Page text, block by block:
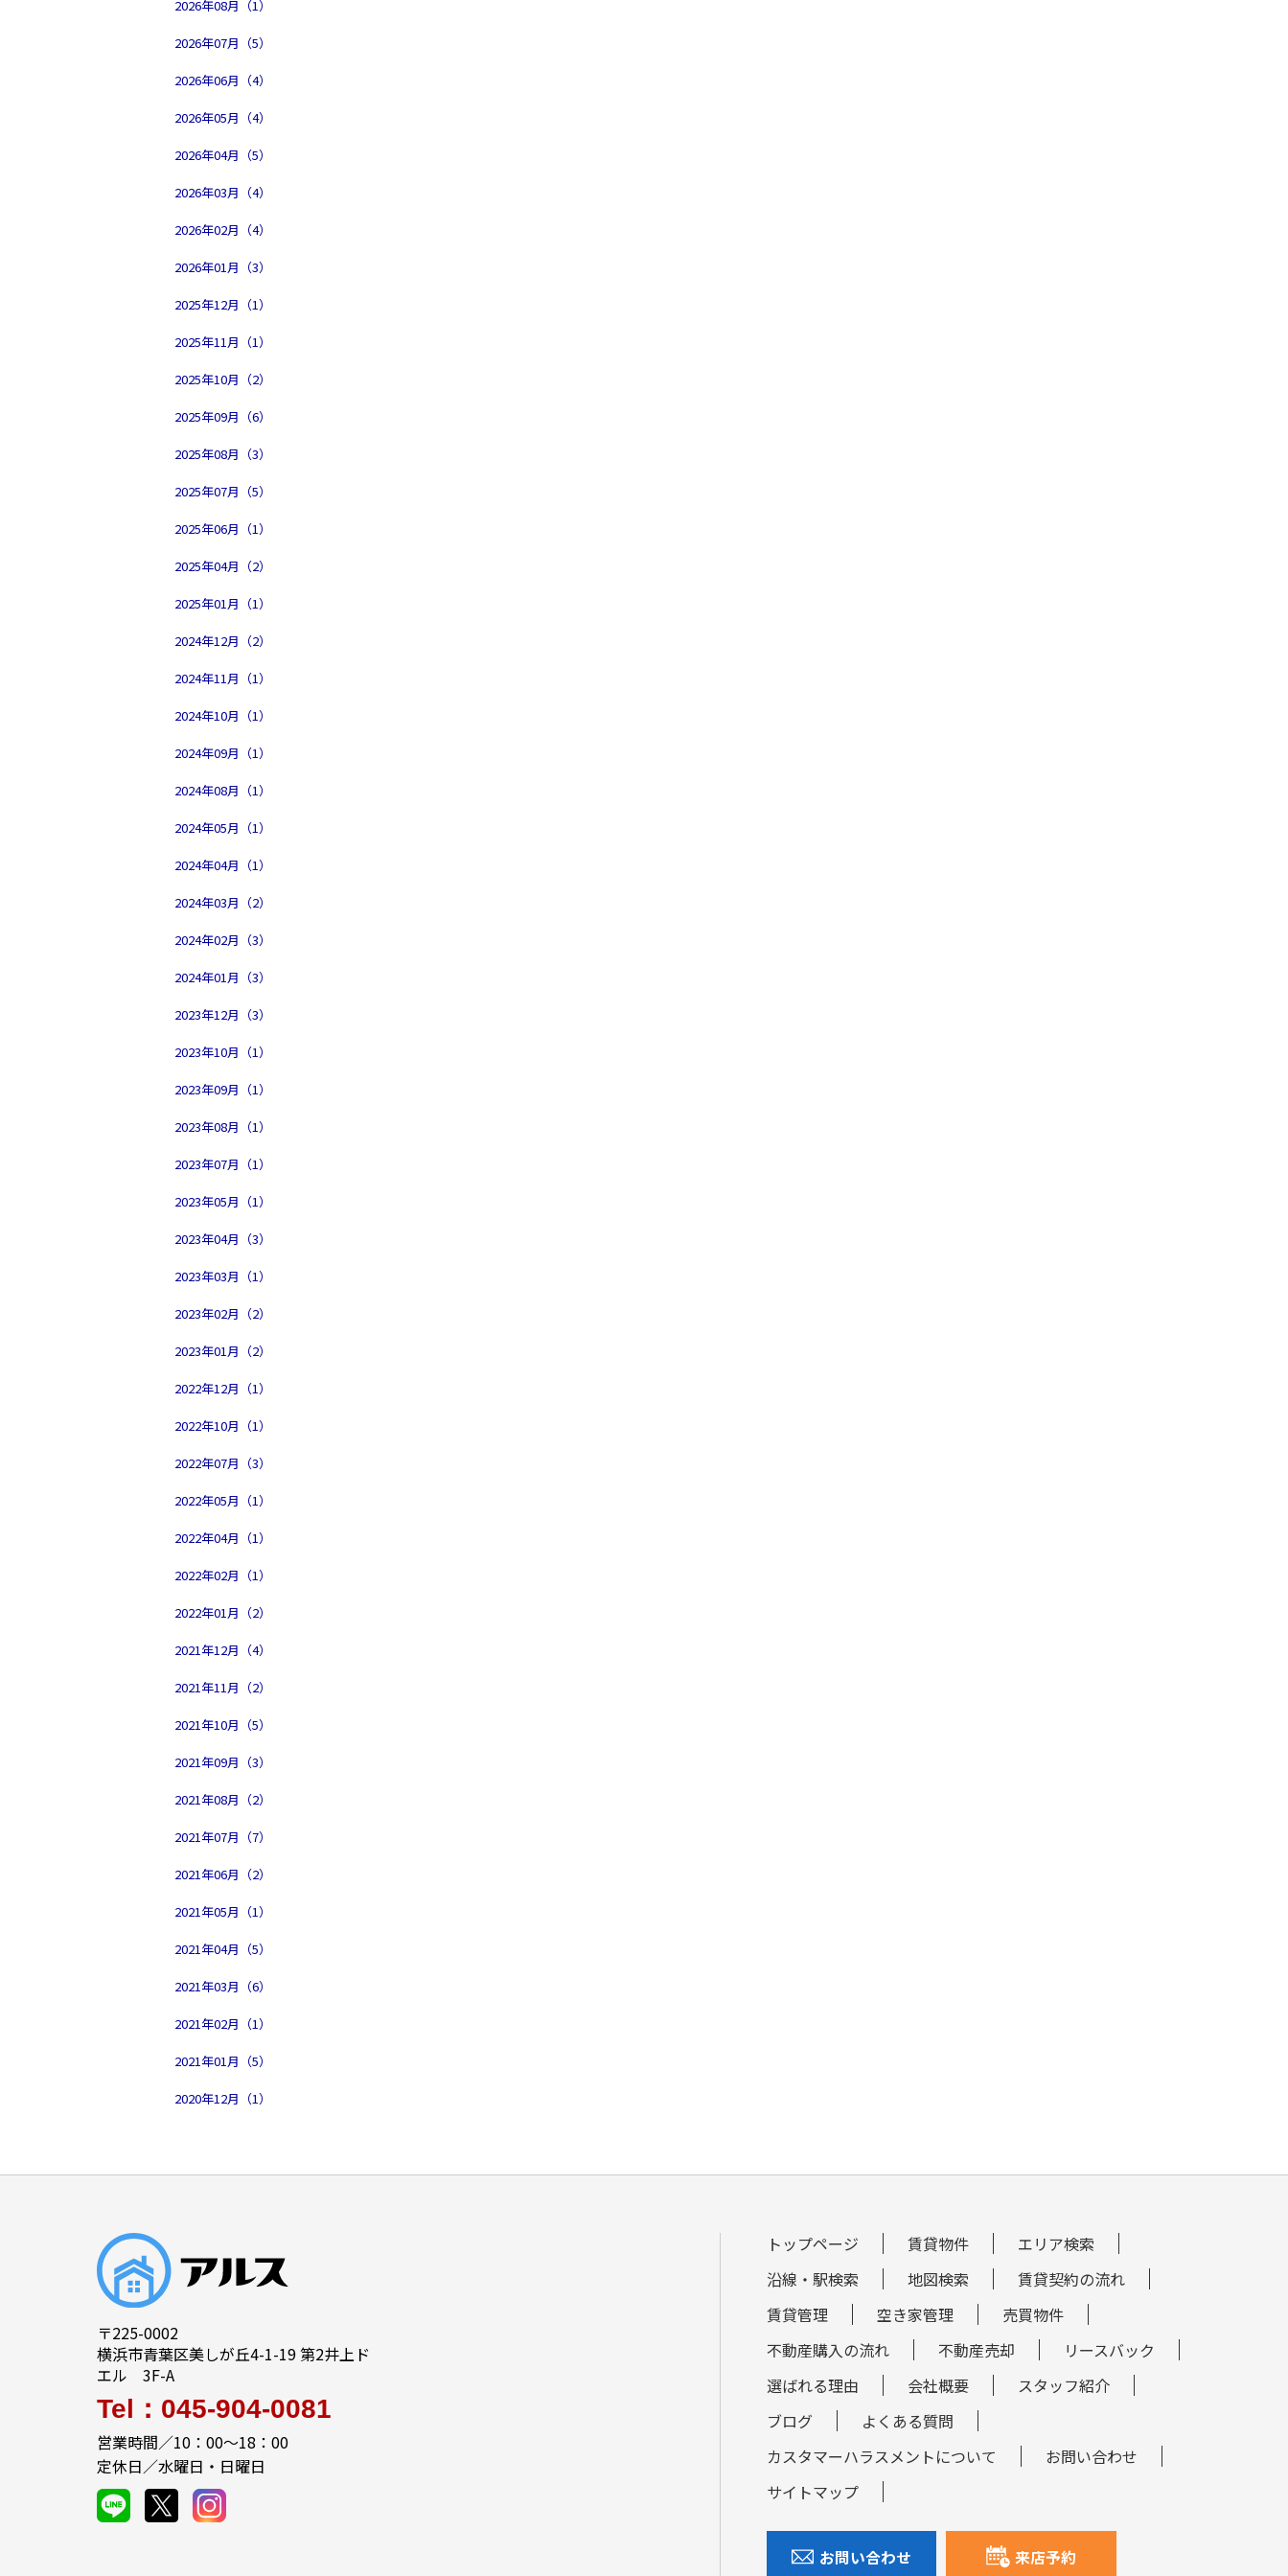
2026年08月（1）
2026年07月（5）
2026年06月（4）
2026年05月（4）
2026年04月（5）
2026年03月（4）
2026年02月（4）
2026年01月（3）
2025年12月（1）
2025年11月（1）
2025年10月（2）
2025年09月（6）
2025年08月（3）
2025年07月（5）
2025年06月（1）
2025年04月（2）
2025年01月（1）
2024年12月（2）
2024年11月（1）
2024年10月（1）
2024年09月（1）
2024年08月（1）
2024年05月（1）
2024年04月（1）
2024年03月（2）
2024年02月（3）
2024年01月（3）
2023年12月（3）
2023年10月（1）
2023年09月（1）
2023年08月（1）
2023年07月（1）
2023年05月（1）
2023年04月（3）
2023年03月（1）
2023年02月（2）
2023年01月（2）
2022年12月（1）
2022年10月（1）
2022年07月（3）
2022年05月（1）
2022年04月（1）
2022年02月（1）
2022年01月（2）
2021年12月（4）
2021年11月（2）
2021年10月（5）
2021年09月（3）
2021年08月（2）
2021年07月（7）
2021年06月（2）
2021年05月（1）
2021年04月（5）
2021年03月（6）
2021年02月（1）
2021年01月（5）
2020年12月（1）
〒225-0002
横浜市青葉区美しが丘4-1-19 第2井上ド
エル 3F-A
Tel：045-904-0081
営業時間／10：00～18：00
定休日／水曜日・日曜日
トップページ 賃貸物件
エリア検索
沿線・駅検索
地図検索
賃貸契約の流れ
賃貸管理
空き家管理
売買物件
不動産購入の流れ
不動産売却
リースバック
選ばれる理由
会社概要
スタッフ紹介
ブログ
よくある質問
カスタマーハラスメントについて
お問い合わせ
サイトマップ
お問い合わせ 来店予約